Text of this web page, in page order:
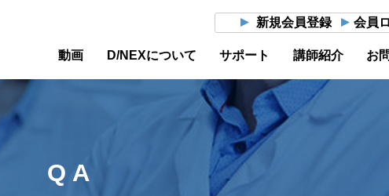
新規会員登録 会員
動画 D/NEXについて サポート 講師紹介 お
Q A